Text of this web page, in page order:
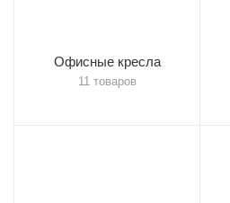
Офисные кресла
11 товаров